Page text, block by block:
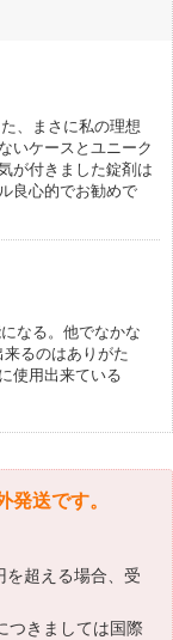
、まさに私の理想
いケースとユニーク
が付きました錠剤は
良心的でお勧めで
なる。他でなかな
るのはありがた
使用出来ている
送です。
超える場合、受
つきましては国際